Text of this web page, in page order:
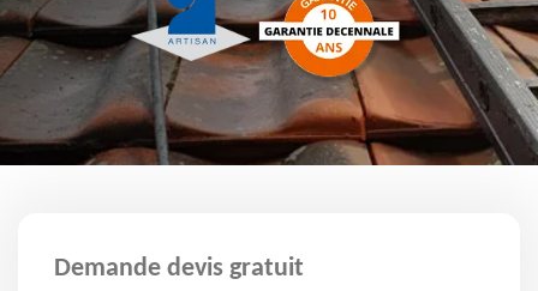
Demande devis gratuit